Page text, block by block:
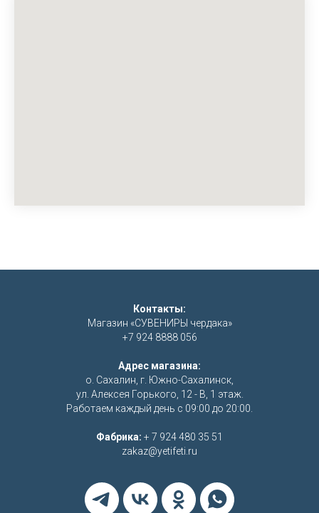
Контакты:
Магазин «СУВЕНИРЫ чердака»
+7 924 8888 056
Адрес магазина:
о. Сахалин, г. Южно-Сахалинск,
ул. Алексея Горького, 12 - В, 1 этаж.
Работаем каждый день с 09:00 до 20:00.
Фабрика: + 7 924 480 35 51
zakaz@yetifeti.ru